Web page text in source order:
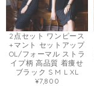
2点セット ワンピース
+マント セットアップ
OL/フォーマル ストラ
イプ柄 高品質 着痩せ
ブラック S M L XL
¥7,800